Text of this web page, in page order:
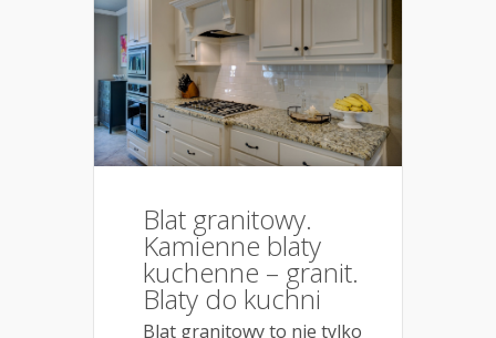
Blat granitowy.
Kamienne blaty
kuchenne – granit.
Blaty do kuchni
Blat granitowy to nie tylko